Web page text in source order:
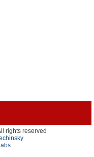
rights reserved